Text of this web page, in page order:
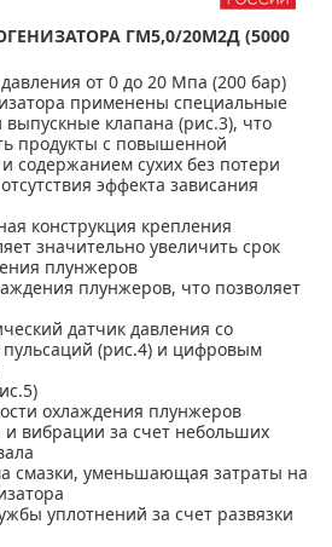
ГМ5,0/20М2Д (5000
от 0 до 20 Мпа (200 бар)
применены специальные
клапана (рис.3), что
продукты с повышенной
содержанием сухих без потери
эффекта зависания
конструкция крепления
значительно увеличить срок
плунжеров
плунжеров, что позволяет
датчик давления со
(рис.4) и цифровым
охлаждения плунжеров
вибрации за счет небольших
смазки, уменьшающая затраты на
уплотнений за счет развязки